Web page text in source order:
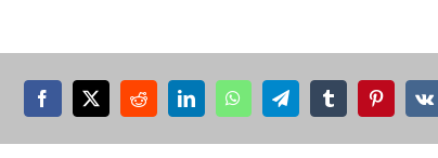
Facebook
X RedditLinkedInWhatsAppTelegramTumblrPinterest
Vk